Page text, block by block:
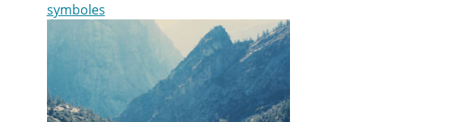
symboles